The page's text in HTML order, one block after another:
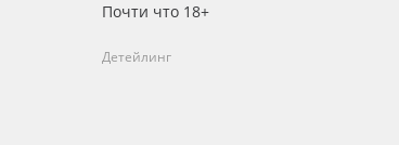
Почти что 18+
Детейлинг